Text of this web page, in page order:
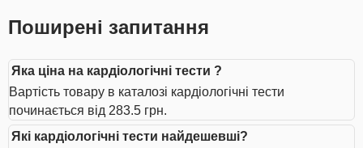
Поширені запитання
Яка ціна на кардіологічні тести ?
Вартість товару в каталозі кардіологічні тести
починається від 283.5 грн.
Які кардіологічні тести найдешевші?